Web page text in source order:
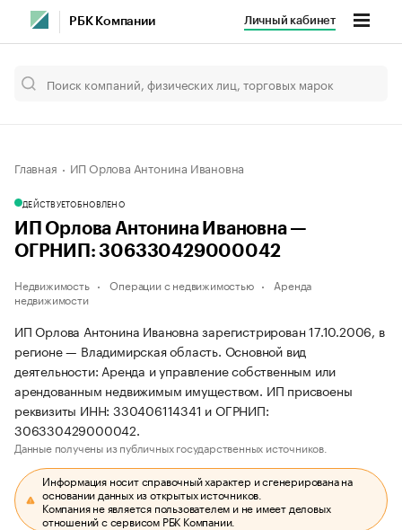
РБК Компании Личный кабинет
Главная ИП Орлова Антонина Ивановна
ДЕЙСТВУЕТОБНОВЛЕНО
ИП Орлова Антонина Ивановна —
ОГРНИП: 306330429000042
Недвижимость Операции с недвижимостью
Аренда
недвижимости
ИП Орлова Антонина Ивановна зарегистрирован 17.10.2006, в
регионе — Владимирская область. Основной вид
деятельности: Аренда и управление собственным или
арендованным недвижимым имуществом. ИП присвоены
реквизиты ИНН: 330406114341 и ОГРНИП:
306330429000042.
Данные получены из публичных государственных источников.
Информация носит справочный характер и сгенерирована на
основании данных из открытых источников.
Компания не является пользователем и не имеет деловых
отношений с сервисом РБК Компании.